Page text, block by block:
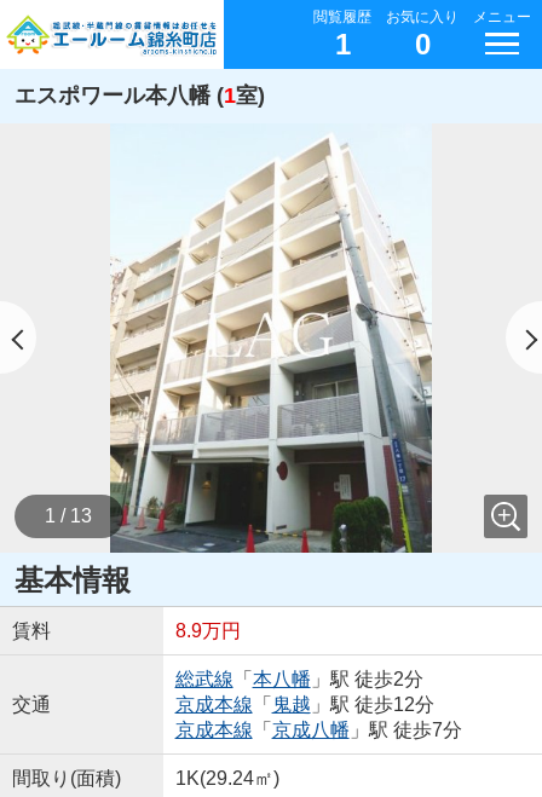
閲覧履歴
1
お気に入り
0
メニュー
エスポワール本八幡 (1室)
1 / 13
基本情報
賃料 8.9万円
交通
総武線 「 本八幡 」駅 徒歩2分
京成本線 「 鬼越 」駅 徒歩12分
京成本線 「 京成八幡 」駅 徒歩7分
間取り(面積) 1K(29.24㎡)